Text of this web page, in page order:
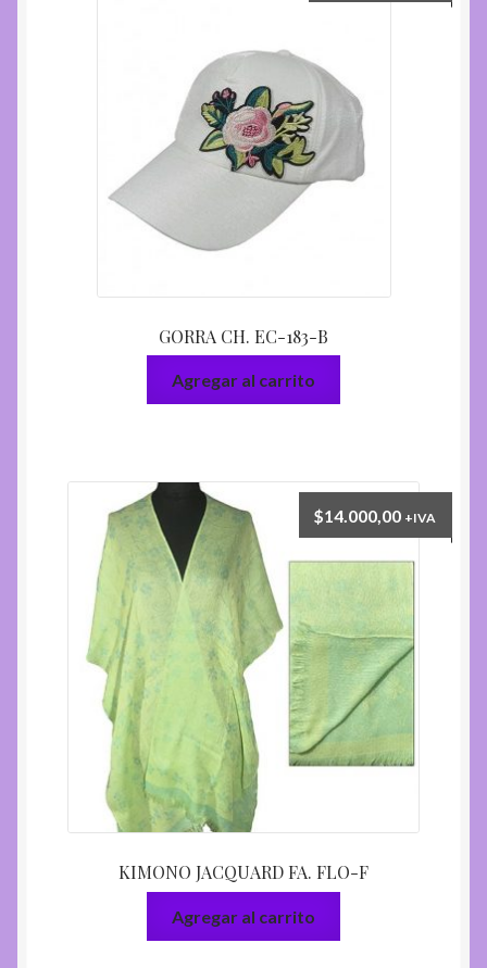
GORRA CH. EC-183-B
Agregar al carrito
KIMONO JACQUARD FA. FLO-F
$14.000,00 +IVA
Agregar al carrito